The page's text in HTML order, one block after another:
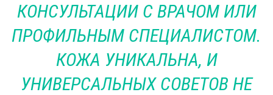
КОНСУЛЬТАЦИИ С ВРАЧОМ ИЛИ
ПРОФИЛЬНЫМ СПЕЦИАЛИСТОМ.
КОЖА УНИКАЛЬНА, И
УНИВЕРСАЛЬНЫХ СОВЕТОВ НЕ